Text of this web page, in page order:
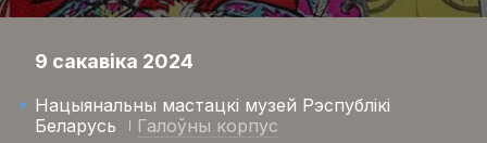
9 сакавіка 2024
Нацыянальны мастацкі музей Рэспублікі
Беларусь
Галоўны корпус